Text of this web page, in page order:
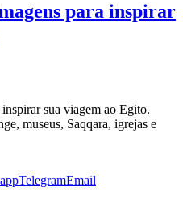
para inspirar
sua viagem ao Egito.
museus, Saqqara, igrejas e
TelegramEmail